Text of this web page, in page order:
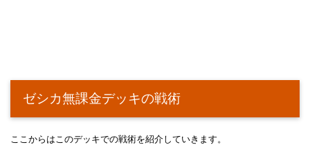
ゼシカ無課金デッキの戦術
ここからはこのデッキでの戦術を紹介していきます。